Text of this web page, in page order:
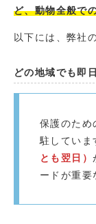
ど、動物全般で
以下には、弊社
どの地域でも即
保護のため
駐していま
とも翌日）
ードが重要